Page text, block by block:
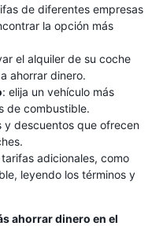
de diferentes empresas
la opción más
el alquiler de su coche
ahorrar dinero.
: elija un vehículo más
de combustible.
y descuentos que ofrecen
adicionales, como
leyendo los términos y
ahorrar dinero en el